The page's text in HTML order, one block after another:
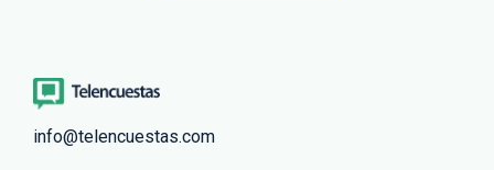
info@telencuestas.com